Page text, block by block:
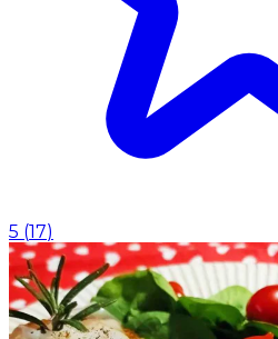
5 (17)